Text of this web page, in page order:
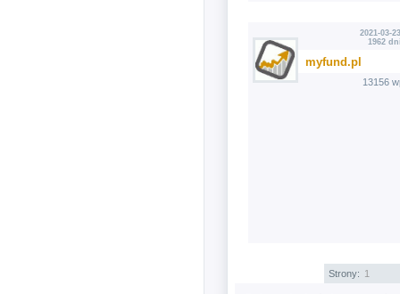
2021-03-
1962
myfund.pl
13156
Strony: 1